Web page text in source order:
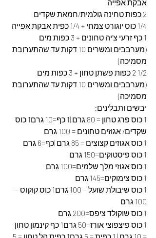
אבקת אפייה
2 כפות טחינה גולמית/חמאת שקדים
1/4 כוס יוגורט צמחי + 1/4 כפית אבקת אפייה
1 כף זרעי צ'יה טחונים + 3 כפות מים
(מערבבים ומשרים 10 דקות עד שהתערובת
מסמיכה)
1/2 2 כפות פשתן טחון + 3 כפות מים
(מערבבים ומשרים 10 דקות עד שהתערובת
מסמיכה)
יבשים ותבלינים:
1 כוס פרג טחון = 80 גרם |1 כף=10 גרם1 כוס
שקדים/ אגוזים טחונים = 100 גרם
1 כוס אגוזים קצוצים = 85 גרם |כף=6 גרם
1 כוס פיסטוקים=150 גרם
1 כוס אגוזי מלך שלמים=100 גרם
1 כוס צימוקים=145 גרם
1 כוס שיבולת שועל = 100 גרם1 כוס קוקוס =
100 גרם
1 כוס שוקולד ציפס=200 גרם
1 כוס פיצפוצי אורז=50 גרם1 כף קינמון טחון